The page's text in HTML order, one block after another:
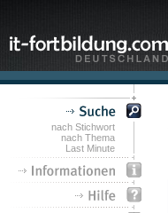
nach Stichwort
nach Thema
Last Minute